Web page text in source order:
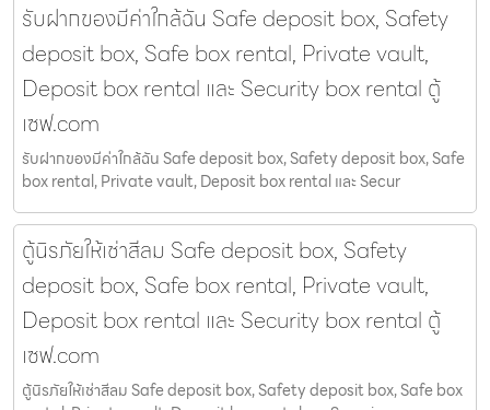
รับฝากของมีค่าใกล้ฉัน Safe deposit box, Safety
deposit box, Safe box rental, Private vault,
Deposit box rental และ Security box rental ตู้
เซฟ.com
รับฝากของมีค่าใกล้ฉัน Safe deposit box, Safety deposit box, Safe
box rental, Private vault, Deposit box rental และ Secur
ตู้นิรภัยให้เช่าสีลม Safe deposit box, Safety
deposit box, Safe box rental, Private vault,
Deposit box rental และ Security box rental ตู้
เซฟ.com
ตู้นิรภัยให้เช่าสีลม Safe deposit box, Safety deposit box, Safe box